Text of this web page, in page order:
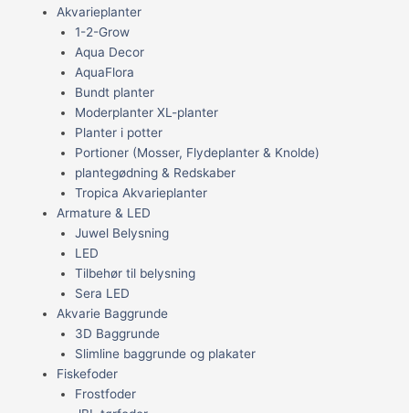
Akvarieplanter
1-2-Grow
Aqua Decor
AquaFlora
Bundt planter
Moderplanter XL-planter
Planter i potter
Portioner (Mosser, Flydeplanter & Knolde)
plantegødning & Redskaber
Tropica Akvarieplanter
Armature & LED
Juwel Belysning
LED
Tilbehør til belysning
Sera LED
Akvarie Baggrunde
3D Baggrunde
Slimline baggrunde og plakater
Fiskefoder
Frostfoder